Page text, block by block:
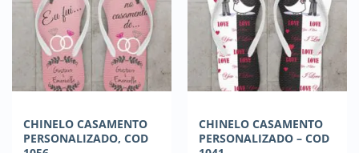
CHINELO CASAMENTO
PERSONALIZADO, COD
CHINELO CASAMENTO
PERSONALIZADO – COD